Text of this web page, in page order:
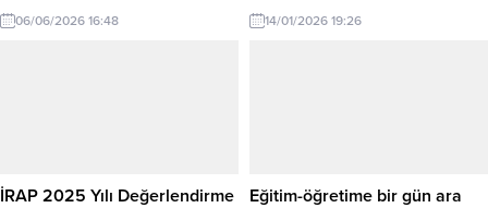
lojmanında ziyaret etti. Geçtiğimiz
ay ameliyat olan ve istirahate
06/06/2026 16:48
Erbaş, 10 Ocak Çalışan Gazeteciler
Günü dolayısıyla Batı Karadeniz
bilgilendirilmesindeki önemli rolüne
14/01/2026 19:26
İRAP 2025 Yılı Değerlendirme
Eğitim-öğretime bir gün ara